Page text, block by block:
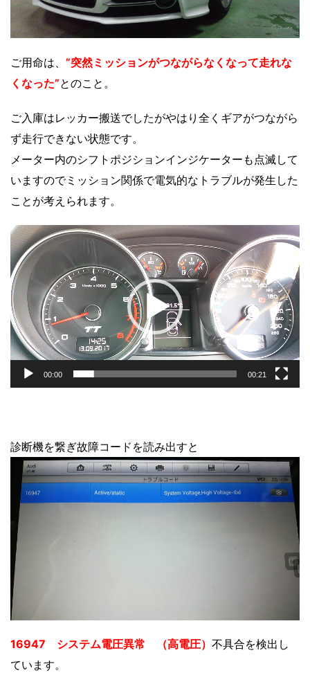
ご用命は、 ”突然ミッションがつながらなくなって走れな
くなった”とのこと。
ご入庫はレッカー搬送でしたがやはり全くギアがつながら
ず走行できない状態です。
メーター内のシフトポジションインジケーターも点滅して
いますのでミッション関係で電気的なトラブルが発生した
ことが考えられます。
動
画
プ
レ
ー
ヤ
ー
00:00 00:21
診断機を繋ぎ故障コードを読み出すと
16947 システム電圧異常 （高電圧） 不具合を検出し
ています。